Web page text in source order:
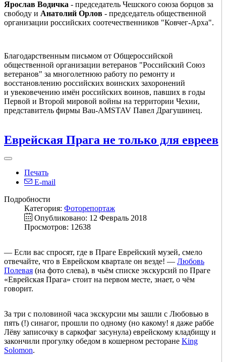
Ярослав Водичка - председатель Чешского союза борцов за
свободу и Анатолий Орлов - председатель общественной
организации российских соотечественников "Ковчег-Арха".
Благодарственным письмом от Общероссийской
общественной организации ветеранов "Российский Союз
ветеранов" за многолетнюю работу по ремонту и
восстановлению российских воинских захоронений
и увековечению имён российских воинов, павших в годы
Первой и Второй мировой войны на территории Чехии,
представитель фирмы Bau-AMSTAV Павел Драгушинец.
Еврейская Прага не только для евреев
Печать
E-mail
Подробности
Категория: Фоторепортаж
Опубликовано: 12 Февраль 2018
Просмотров: 12638
— Если вас спросят, где в Праге Еврейский музей, смело
отвечайте, что в Еврейском квартале он везде! — Любовь
Полевая (на фото слева), в чьём списке экскурсий по Праге
«Еврейская Прага» стоит на первом месте, знает, о чём
говорит.
За три с половиной часа экскурсии мы зашли с Любовью в
пять (!) синагог, прошли по одному (но какому! я даже раббе
Лёву записочку в саркофаг засунула) еврейскому кладбищу и
закончили прогулку обедом в кошерном ресторане King
Solomon.